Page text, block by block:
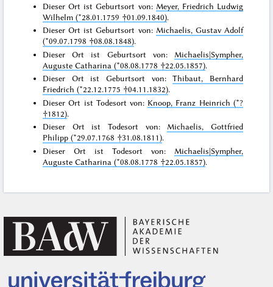
Dieser Ort ist Geburtsort von: Meyer, Friedrich Ludwig
Wilhelm (*28.01.1759 †01.09.1840).
Dieser Ort ist Geburtsort von: Michaelis, Gustav Adolf
(*09.07.1798 †08.08.1848).
Dieser Ort ist Geburtsort von: Michaelis|Sympher,
Auguste Catharina (*08.08.1778 †22.05.1857).
Dieser Ort ist Geburtsort von:Thibaut, Bernhard
Friedrich (*22.12.1775 †04.11.1832).
Dieser Ort ist Todesort von: Knoop, Franz Heinrich (*?
†1812).
Dieser Ort ist Todesort von: Michaelis, Gottfried
Philipp (*29.07.1768 †31.08.1811).
Dieser Ort ist Todesort von: Michaelis|Sympher,
Auguste Catharina (*08.08.1778 †22.05.1857).